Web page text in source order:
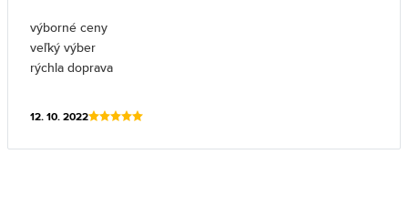
výborné ceny
veľký výber
rýchla doprava
12. 10. 2022